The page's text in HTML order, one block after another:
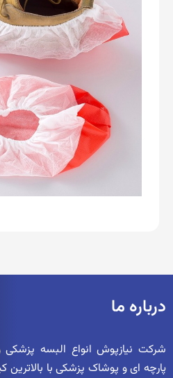
درباره ما
شرکت نیازپوش انواع البسه
پارچه ای و پوشاک پزشکی با بالاترین